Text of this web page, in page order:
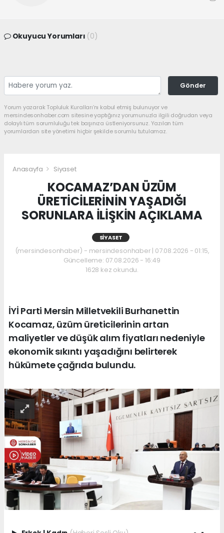
Okuyucu Yorumları (0)
Gönder
Yorum yazarak Topluluk Kuralları’nı kabul etmiş bulunuyor ve
mersindesonhaber.com sitesine yaptığınız yorumunuzla ilgili doğrudan veya
dolaylı tüm sorumluluğu tek başınıza üstleniyorsunuz. Yazılan tüm
yorumlardan site yönetimi hiçbir şekilde sorumlu tutulamaz.
Anasayfa Siyaset
KOCAMAZ’DAN ÜZÜM
ÜRETİCİLERİNİN YAŞADIĞI
SORUNLARA İLİŞKİN AÇIKLAMA
SIYASET
(mersindesonhaber) - mersindesonhaber | 07.08.2026 - 01:15,
Güncelleme: 07.08.2026 - 16:49
1628 kez okundu.
İYİ Parti Mersin Milletvekili Burhanettin
Kocamaz, üzüm üreticilerinin artan
maliyetler ve düşük alım fiyatları nedeniyle
ekonomik sıkıntı yaşadığını belirterek
hükümete çağrıda bulundu.